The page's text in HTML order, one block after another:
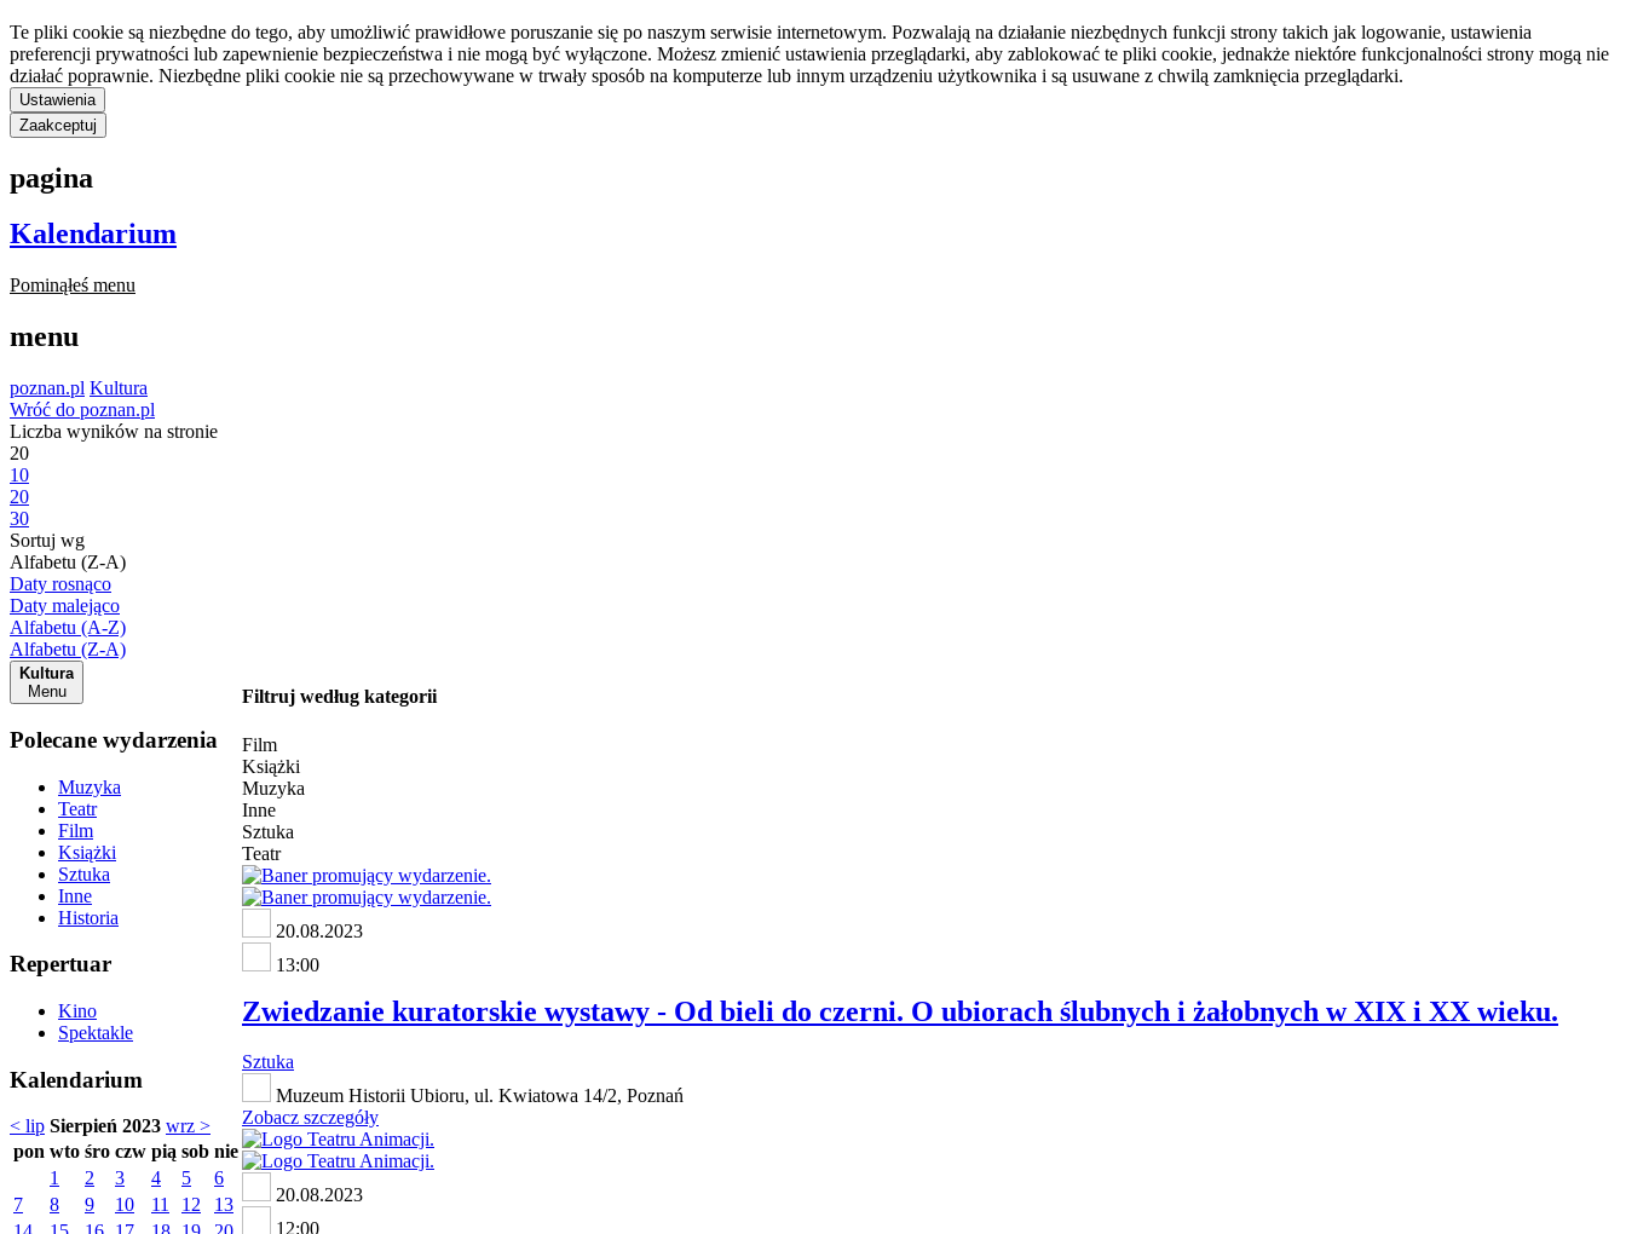
Te pliki cookie są niezbędne do tego, aby umożliwić prawidłowe poruszanie się po naszym serwisie internetowym. Pozwalają na działanie niezbędnych funkcji strony takich jak logowanie, ustawienia
preferencji prywatności lub zapewnienie bezpieczeństwa i nie mogą być wyłączone. Możesz zmienić ustawienia przeglądarki, aby zablokować te pliki cookie, jednakże niektóre funkcjonalności strony mogą nie
działać poprawnie. Niezbędne pliki cookie nie są przechowywane w trwały sposób na komputerze lub innym urządzeniu użytkownika i są usuwane z chwilą zamknięcia przeglądarki.
Ustawienia
Zaakceptuj
pagina
Kalendarium
Pominąłeś menu
menu
poznan.pl Kultura
Wróć do poznan.pl
Liczba wyników na stronie
20
10
20
30
Sortuj wg
Alfabetu (Z-A)
Daty rosnąco
Daty malejąco
Alfabetu (A-Z)
Alfabetu (Z-A)
Kultura
Menu
Polecane wydarzenia
Muzyka
Teatr
Film
Książki
Sztuka
Inne
Historia
Repertuar
Kino
Spektakle
Kalendarium
< lip Sierpień 2023 wrz >
pon wto śro czw pią sob nie
1
2 3 4 5
6
7
8 9 10 11 12
13
Filtruj według kategorii
Film
Książki
Muzyka
Inne
Sztuka
Teatr
20.08.2023
13:00
Zwiedzanie kuratorskie wystawy - Od bieli do czerni. O ubiorach ślubnych i żałobnych w XIX i XX wieku.
Sztuka
Muzeum Historii Ubioru, ul. Kwiatowa 14/2, Poznań
Zobacz szczegóły
20.08.2023
12:00